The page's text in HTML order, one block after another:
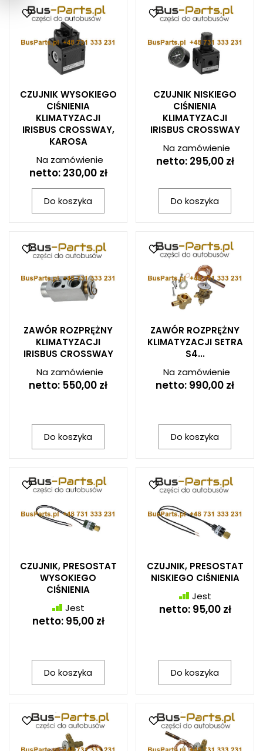
CZUJNIK WYSOKIEGO
CIŚNIENIA
KLIMATYZACJI
IRISBUS CROSSWAY,
KAROSA
Na zamówienie
netto: 230,00 zł
Do koszyka
CZUJNIK NISKIEGO
CIŚNIENIA
KLIMATYZACJI
IRISBUS CROSSWAY
Na zamówienie
netto: 295,00 zł
Do koszyka
ZAWÓR ROZPRĘŻNY
KLIMATYZACJI
IRISBUS CROSSWAY
Na zamówienie
netto: 550,00 zł
Do koszyka
ZAWÓR ROZPRĘŻNY
KLIMATYZACJI SETRA
S4...
Na zamówienie
netto: 990,00 zł
Do koszyka
CZUJNIK, PRESOSTAT
WYSOKIEGO
CIŚNIENIA
Jest
netto: 95,00 zł
Do koszyka
CZUJNIK, PRESOSTAT
NISKIEGO CIŚNIENIA
Jest
netto: 95,00 zł
Do koszyka